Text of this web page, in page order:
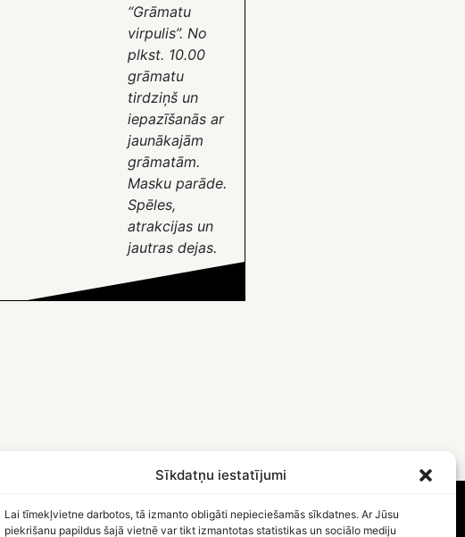
Sīkdatņu iestatījumi
Lai tīmekļvietne darbotos, tā izmanto obligāti nepieciešamās sīkdatnes. Ar Jūsu
piekrišanu papildus šajā vietnē var tikt izmantotas statistikas un sociālo mediju
“Grāmatu
virpulis”. No
plkst. 10.00
grāmatu
tirdziņš un
iepazīšanās ar
jaunākajām
grāmatām.
Masku parāde.
Spēles,
atrakcijas un
jautras dejas.